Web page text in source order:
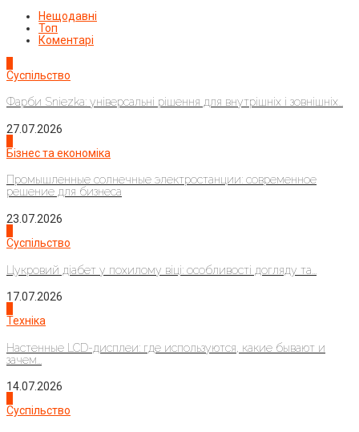
Нещодавні
Топ
Коментарі
Суспільство
Фарби Sniezka: універсальні рішення для внутрішніх і зовнішніх...
27.07.2026
Бізнес та економіка
Промышленные солнечные электростанции: современное
решение для бизнеса
23.07.2026
Суспільство
Цукровий діабет у похилому віці: особливості догляду та...
17.07.2026
Техніка
Настенные LCD-дисплеи: где используются, какие бывают и
зачем...
14.07.2026
Суспільство